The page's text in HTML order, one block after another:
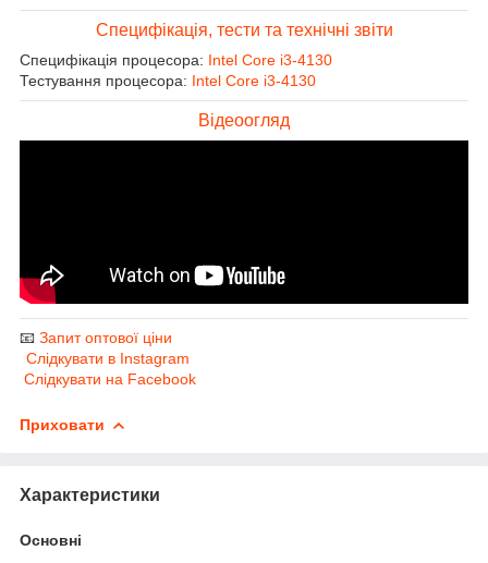
Специфікація, тести та технічні звіти
Специфікація процесора: Intel Core i3-4130
Тестування процесора: Intel Core i3-4130
Відеоогляд
📧 Запит оптової ціни
Слідкувати в Instagram
Слідкувати на Facebook
Приховати
Характеристики
Основні